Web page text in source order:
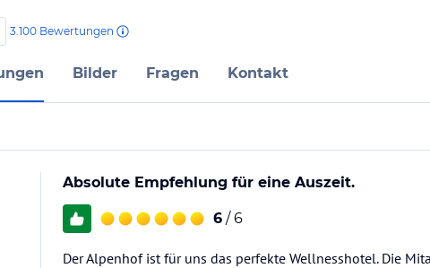
3.100 Bewertungen
Bilder Fragen Kontakt
Absolute Empfehlung für eine Auszeit.
6 / 6
Der Alpenhof ist für uns das perfekte Wellnesshotel. Die